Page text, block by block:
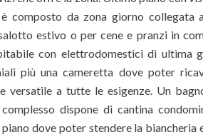
composto da zona giorno
estivo o per cene e pranzi in
con elettrodomestici di ultima
più una cameretta dove poter
versatile a tutte le esigenze. Un
dispone di cantina
dove poter stendere la biancheria